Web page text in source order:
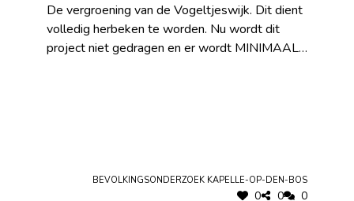
De vergroening van de Vogeltjeswijk. Dit dient
volledig herbeken te worden. Nu wordt dit
project niet gedragen en er wordt MINIMAAL
Bevolkingsonderzoek Kapelle-op-den-Bos
0 0 0